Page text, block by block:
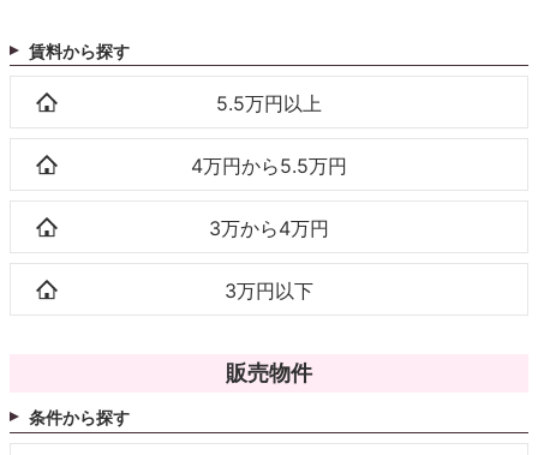
賃料から探す
5.5万円以上
4万円から5.5万円
3万から4万円
3万円以下
販売物件
条件から探す